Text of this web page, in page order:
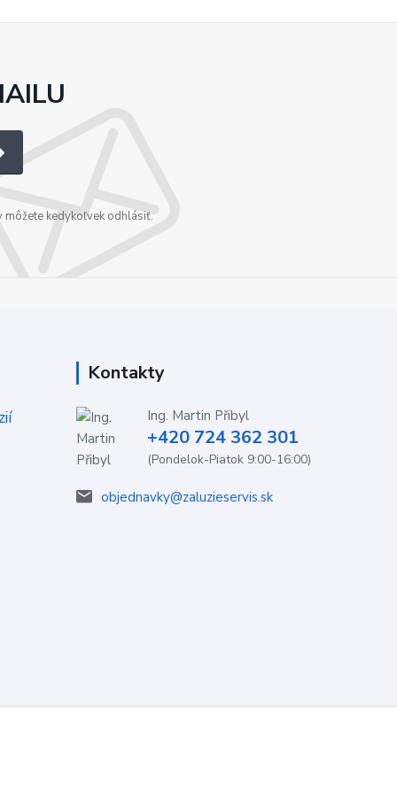
môžete kedykoľvek odhlásiť.
Kontakty
Ing. Martin Přibyl
+420 724 362 301
(Pondelok-Piatok 9:00-16:00)
objednavky@zaluzieservis.sk